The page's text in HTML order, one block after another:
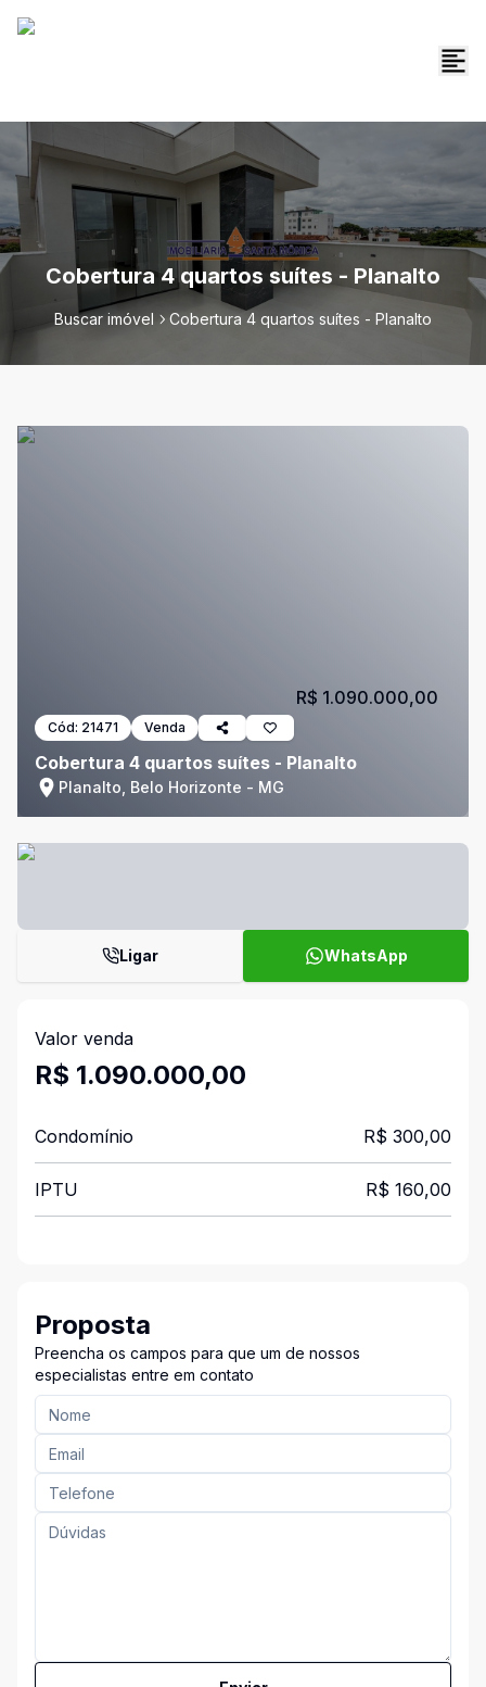
Cobertura 4 quartos suítes - Planalto
Buscar imóvel Cobertura 4 quartos suítes - Planalto
Cód: 21471 Venda
Cobertura 4 quartos suítes - Planalto
Planalto, Belo Horizonte - MG
R$ 1.090.000,00
Ligar WhatsApp
Valor venda
R$ 1.090.000,00
Condomínio R$ 300,00
IPTU R$ 160,00
Proposta
Preencha os campos para que um de nossos
especialistas entre em contato